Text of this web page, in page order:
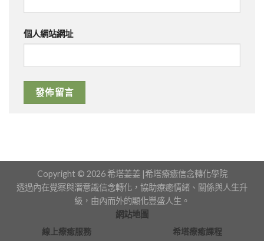
個人網站網址
Copyright © 2026 希塔姜姜 |希塔療癒信念轉化學院
透過內在覺察與潛意識信念轉化，協助療癒情緒、關係與人生升
級，由內而外的顯化豐盛人生。
網站地圖
線上療癒服務
希塔療癒課程